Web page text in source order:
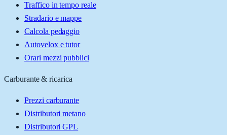
Traffico in tempo reale
Stradario e mappe
Calcola pedaggio
Autovelox e tutor
Orari mezzi pubblici
Carburante & ricarica
Prezzi carburante
Distributori metano
Distributori GPL